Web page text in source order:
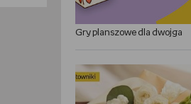
Gry planszowe dla dwojga